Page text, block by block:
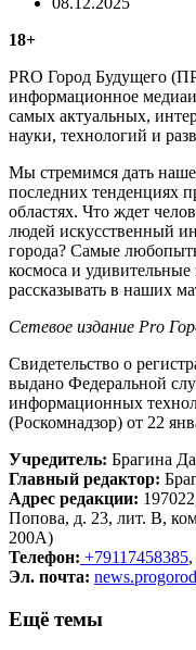
18+
PRO Город Будущего
информационное
самых актуальных,
науки, технологий и
Мы стремимся дать
последних тенденциях
областях. Что ждет
людей искусственный
города? Самые
космоса и
рассказывать в наших
Сетевое издание Рrо
Свидетельство о
выдано Федеральной
информационных
(Роскомнадзор) от 22
Учредитель: Брагина
Главный редактор:
Адрес редакции:
Попова, д. 23, лит. В,
200А)
Телефон: +79117458385,
Эл. почта:
Ещё темы